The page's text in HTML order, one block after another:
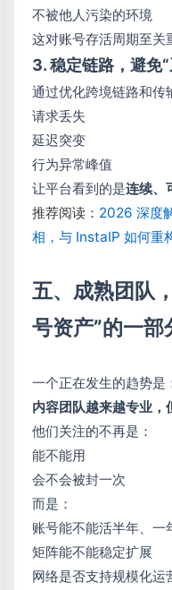
不被他人污染的环境
这对账号存活周期至关
3. 稳定链路，避免
通过优化跨境链路和传
请求丢失
延迟突变
行为异常峰值
让平台看到的是连续、
推荐阅读： 2026 深度
相，与 InstaIP 如何重
五、成熟团队
号资产”的一部
一个正在发生的趋势是
内容团队越来越专业，
他们关注的不再是：
能不能用
会不会被封一次
而是：
账号能不能活半年、一
矩阵能不能稳定扩展
网络是否支持规模化运